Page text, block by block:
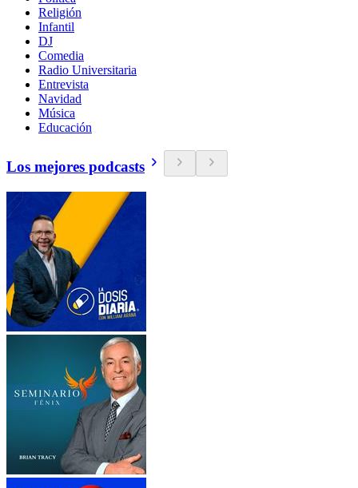
Religión
Infantil
DJ
Comedia
Radio Universitaria
Entrevista
Navidad
Música
Educación
Los mejores podcasts